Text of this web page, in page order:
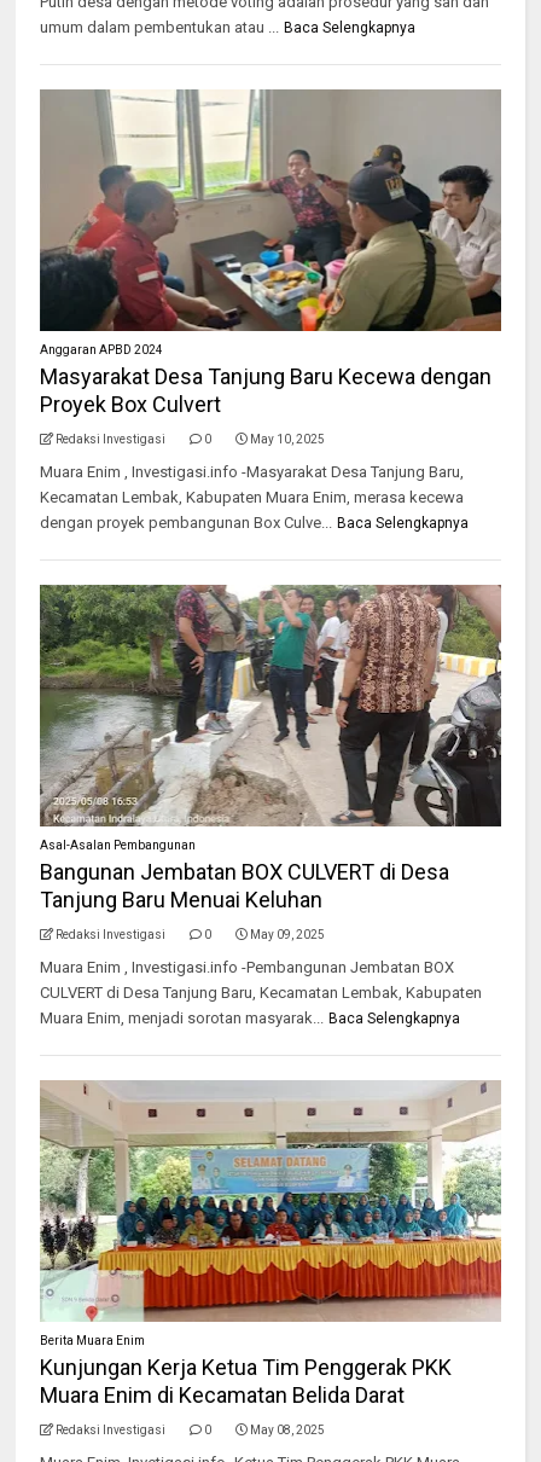
umum dalam pembentukan atau ...
Baca Selengkapnya
Anggaran APBD 2024
Masyarakat Desa Tanjung Baru Kecewa dengan
Proyek Box Culvert
Redaksi Investigasi 0 May 10, 2025
Muara Enim , Investigasi.info -Masyarakat Desa Tanjung Baru,
Kecamatan Lembak, Kabupaten Muara Enim, merasa kecewa
dengan proyek pembangunan Box Culve...
Baca Selengkapnya
Asal-Asalan Pembangunan
Bangunan Jembatan BOX CULVERT di Desa
Tanjung Baru Menuai Keluhan
Redaksi Investigasi 0 May 09, 2025
Muara Enim , Investigasi.info -Pembangunan Jembatan BOX
CULVERT di Desa Tanjung Baru, Kecamatan Lembak, Kabupaten
Muara Enim, menjadi sorotan masyarak...
Baca Selengkapnya
Berita Muara Enim
Kunjungan Kerja Ketua Tim Penggerak PKK
Muara Enim di Kecamatan Belida Darat
Redaksi Investigasi 0 May 08, 2025